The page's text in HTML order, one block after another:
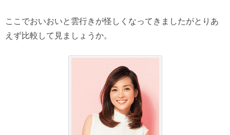
ここでおいおいと雲行きが怪しくなってきましたがとりあ
えず比較して見ましょうか。